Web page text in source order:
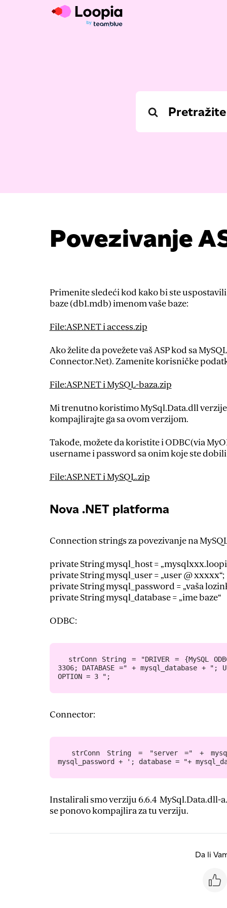
Search
Povezivanje
Primenite sledeći kod kako bi ste
baze (db1.mdb) imenom vaše baze:
File:ASP.NET i access.zip
Ako želite da povežete vaš ASP kod sa
Connector.Net). Zamenite korisničke
File:ASP.NET i MySQL-baza.zip
Mi trenutno koristimo MySql.Data.dll
kompajlirajte ga sa ovom verzijom.
Takođe, možete da koristite i ODBC(via
username i password sa onim koje ste dobili
File:ASP.NET i MySQL.zip
Nova .NET platforma
Connection strings za povezivanje na
private String mysql_host =
private String mysql_user = „user @ xxxxx“;
private String mysql_password = „vaša
private String mysql_database = „ime baze“
ODBC:
strConn String = "DRIVER = {MySQL
3306; DATABASE =" + mysql_database +
OPTION = 3 ";
Connector:
strConn String = "server =" +
mysql_password + '; database = "+
Instalirali smo verziju 6.6.4 MySql.Data.dll-a.
se ponovo kompajlira za tu verziju.
Da li